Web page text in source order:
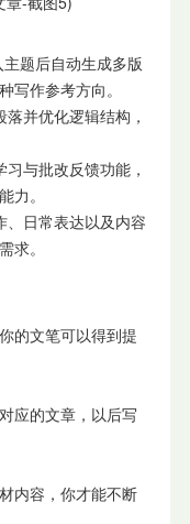
题后自动生成多版
写作参考方向。
并优化逻辑结构，
与批改反馈功能，
力。
、日常表达以及内容
求。
的文笔可以得到提
应的文章，以后写
内容，你才能不断